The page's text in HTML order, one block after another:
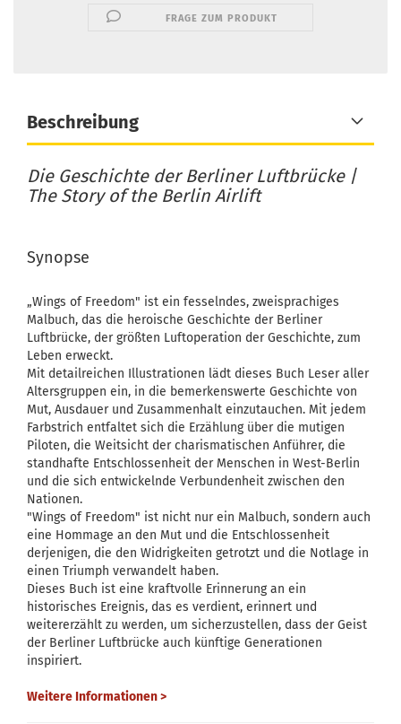
FRAGE ZUM PRODUKT
Beschreibung
Die Geschichte der Berliner Luftbrücke |
The Story of the Berlin Airlift
Synopse
„Wings of Freedom" ist ein fesselndes, zweisprachiges
Malbuch, das die heroische Geschichte der Berliner
Luftbrücke, der größten Luftoperation der Geschichte, zum
Leben erweckt.
Mit detailreichen Illustrationen lädt dieses Buch Leser aller
Altersgruppen ein, in die bemerkenswerte Geschichte von
Mut, Ausdauer und Zusammenhalt einzutauchen. Mit jedem
Farbstrich entfaltet sich die Erzählung über die mutigen
Piloten, die Weitsicht der charismatischen Anführer, die
standhafte Entschlossenheit der Menschen in West-Berlin
und die sich entwickelnde Verbundenheit zwischen den
Nationen.
"Wings of Freedom" ist nicht nur ein Malbuch, sondern auch
eine Hommage an den Mut und die Entschlossenheit
derjenigen, die den Widrigkeiten getrotzt und die Notlage in
einen Triumph verwandelt haben.
Dieses Buch ist eine kraftvolle Erinnerung an ein
historisches Ereignis, das es verdient, erinnert und
weitererzählt zu werden, um sicherzustellen, dass der Geist
der Berliner Luftbrücke auch künftige Generationen
inspiriert.
Weitere Informationen >